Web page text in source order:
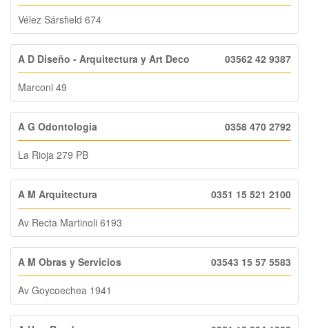
Vélez Sársfield 674
A D Diseño - Arquitectura y Art Deco 03562 42 9387
Marconi 49
A G Odontologia 0358 470 2792
La Rioja 279 PB
A M Arquitectura 0351 15 521 2100
Av Recta Martinoli 6193
A M Obras y Servicios 03543 15 57 5583
Av Goycoechea 1941